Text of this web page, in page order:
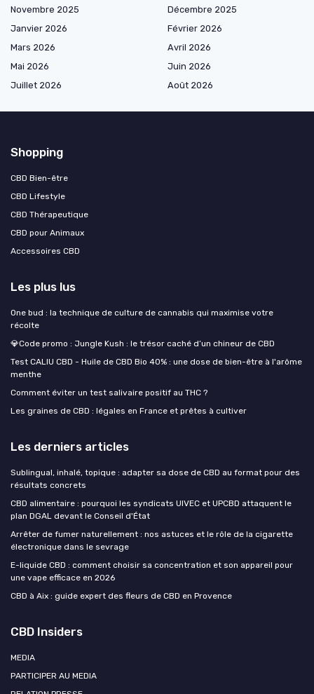
Novembre 2025
Décembre 2025
Janvier 2026
Février 2026
Mars 2026
Avril 2026
Mai 2026
Juin 2026
Juillet 2026
Août 2026
Shopping
CBD Bien-être
CBD Lifestyle
CBD Thérapeutique
CBD pour Animaux
Accessoires CBD
Les plus lus
One bud : la technique de culture de cannabis qui maximise votre
récolte
💎Code promo : Jungle Kush : le trésor caché d’un chineur de CBD
Test CALIU CBD - Huile de CBD Bio 40% : une dose de bien-être à l'arôme
menthe
Comment éviter un test salivaire positif au THC ?
Les graines de CBD : légales en France et prêtes à cultiver
Les derniers articles
Sublingual, inhalé, topique : adapter sa dose de CBD au format pour des
résultats concrets
CBD alimentaire : pourquoi les syndicats UIVEC et UPCBD attaquent le
plan DGAL devant le Conseil d'État
Arrêter de fumer naturellement : nos astuces et le rôle de la cigarette
électronique dans le sevrage
E-liquide CBD : comment choisir sa concentration et son appareil pour
une vape efficace en 2026
CBD à Aix : guide expert des fleurs de CBD en Provence
CBD Insiders
MEDIA
PARTICIPER AU MEDIA